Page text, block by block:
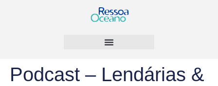
Podcast – Lendárias &